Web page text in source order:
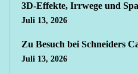
3D-Effekte, Irrwege und
Juli 13, 2026
Zu Besuch bei Schneiders
Juli 13, 2026